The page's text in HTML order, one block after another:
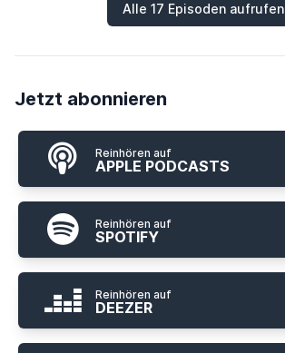
Alle 17 Episoden aufrufen
Jetzt abonnieren
Reinhören auf
APPLE PODCASTS
Reinhören auf
SPOTIFY
Reinhören auf
DEEZER